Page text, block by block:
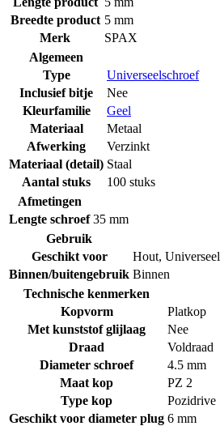
Breedte product 5 mm
Merk
SPAX
Algemeen
Type
Universeelschroef
Inclusief bitje
Nee
Kleurfamilie
Geel
Materiaal
Metaal
Afwerking
Verzinkt
Materiaal (detail) Staal
Aantal stuks
100 stuks
Afmetingen
Lengte schroef 35 mm
Gebruik
Geschikt voor
Hout, Universeel
Binnen/buitengebruik Binnen
Technische kenmerken
Kopvorm
Platkop
Met kunststof glijlaag
Nee
Draad
Voldraad
Diameter schroef
4.5 mm
Maat kop
PZ 2
Type kop
Pozidrive
Geschikt voor diameter plug 6 mm